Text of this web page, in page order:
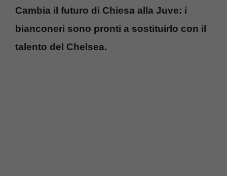
Cambia il futuro di Chiesa alla Juve: i
bianconeri sono pronti a sostituirlo con il
talento del Chelsea.